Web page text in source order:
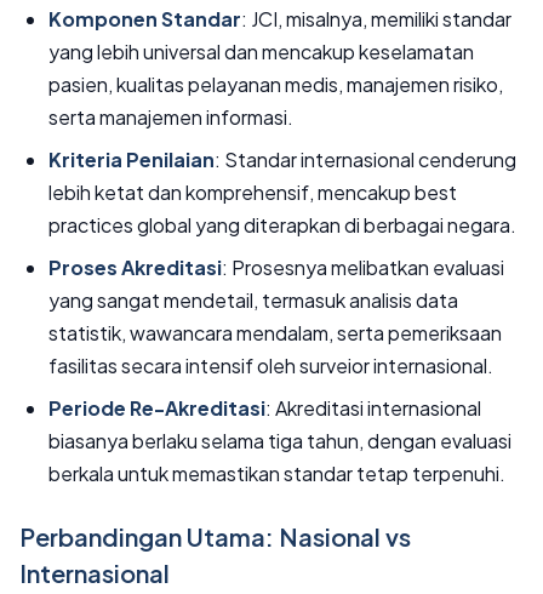
Komponen Standar: JCI, misalnya, memiliki standar
yang lebih universal dan mencakup keselamatan
pasien, kualitas pelayanan medis, manajemen risiko,
serta manajemen informasi.
Kriteria Penilaian: Standar internasional cenderung
lebih ketat dan komprehensif, mencakup best
practices global yang diterapkan di berbagai negara.
Proses Akreditasi: Prosesnya melibatkan evaluasi
yang sangat mendetail, termasuk analisis data
statistik, wawancara mendalam, serta pemeriksaan
fasilitas secara intensif oleh surveior internasional.
Periode Re-Akreditasi: Akreditasi internasional
biasanya berlaku selama tiga tahun, dengan evaluasi
berkala untuk memastikan standar tetap terpenuhi.
Perbandingan Utama: Nasional vs
Internasional